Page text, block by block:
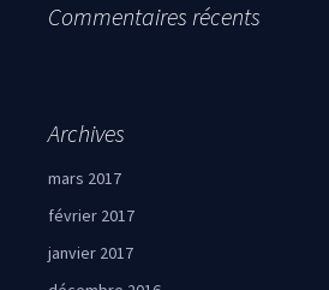
Commentaires récents
Archives
mars 2017
février 2017
janvier 2017